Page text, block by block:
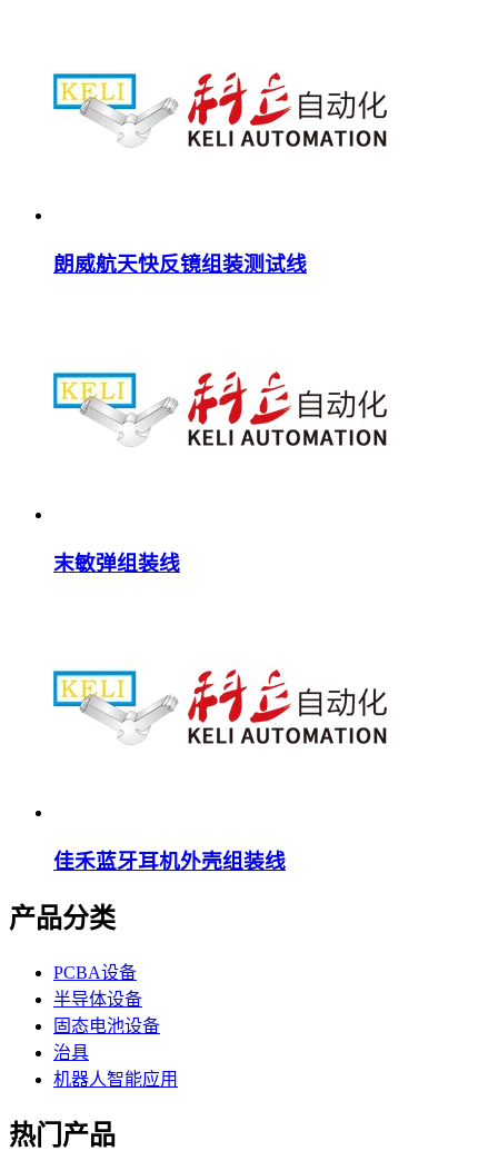
朗威航天快反镜组装测试线
末敏弹组装线
佳禾蓝牙耳机外壳组装线
产品分类
PCBA设备
半导体设备
固态电池设备
治具
机器人智能应用
热门产品